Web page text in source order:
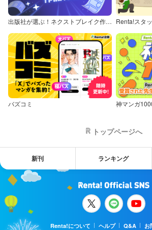
出版社が選ぶ！ネクストブレイク作品特集 Renta!スタ
バズコミ 神マンガ
トップページへ
新刊 ランキング
Renta!について ヘルプ Q&A お